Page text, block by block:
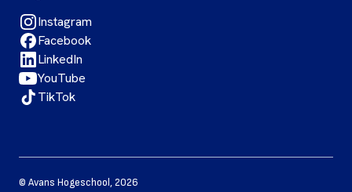
Instagram
Facebook
LinkedIn
YouTube
TikTok
© Avans Hogeschool ,2026